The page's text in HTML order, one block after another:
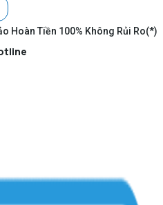
Hoàn Tiền 100% Không Rủi Ro(*)